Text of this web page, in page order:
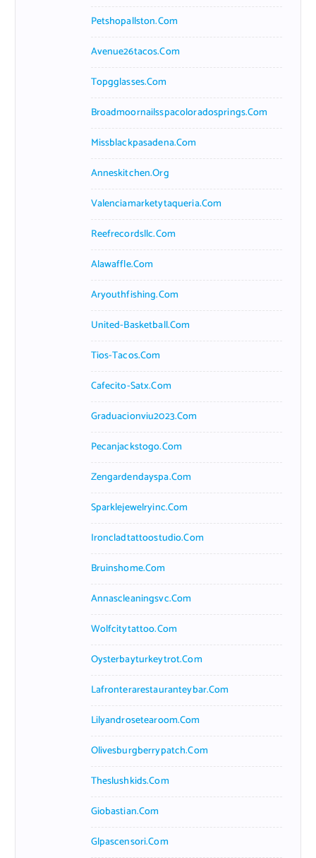
Petshopallston.com
Avenue26tacos.com
Topgglasses.com
Broadmoornailsspacoloradosprings.com
Missblackpasadena.com
Anneskitchen.org
Valenciamarketytaqueria.com
Reefrecordsllc.com
Alawaffle.com
Aryouthfishing.com
United-Basketball.com
Tios-Tacos.com
Cafecito-Satx.com
Graduacionviu2023.com
Pecanjackstogo.com
Zengardendayspa.com
Sparklejewelryinc.com
Ironcladtattoostudio.com
Bruinshome.com
Annascleaningsvc.com
Wolfcitytattoo.com
Oysterbayturkeytrot.com
Lafronterarestauranteybar.com
Lilyandrosetearoom.com
Olivesburgberrypatch.com
Theslushkids.com
Giobastian.com
Glpascensori.com